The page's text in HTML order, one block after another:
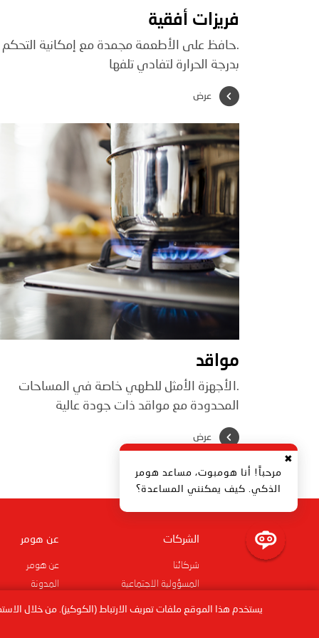
يستخدم هذا الموقع ملفات تعريف الارتباط (الكوكيز). من خلال
فريزات أفقية
.حافظ على الأطعمة مجمدة مع إمكانية التحكم
بدرجة الحرارة لتفادي تلفها
عرض
مواقد
.الأجهزة الأمثل للطهي خاصة في المساحات
المحدودة مع مواقد ذات جودة عالية
عرض
عن هومر
عن هومر
المدونة
الشركات
شركائنا
المسؤولية الاجتماعية
✖
مرحباً! أنا هومبوت، مساعد هومر
الذكي. كيف يمكنني المساعدة؟